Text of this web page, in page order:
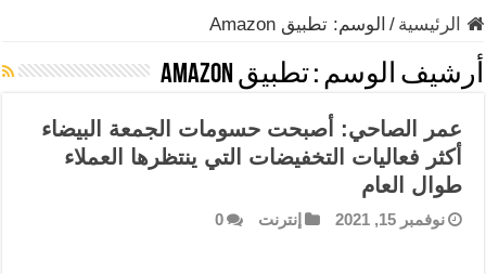
الرئيسية / الوسم:تطبيق Amazon
أرشيف الوسم :تطبيق Amazon
عمر الصاحي: أصبحت حسومات الجمعة البيضاء
أكثر فعاليات التخفيضات التي ينتظرها العملاء
طوال العام
نوفمبر 15, 2021 إنترنت 0